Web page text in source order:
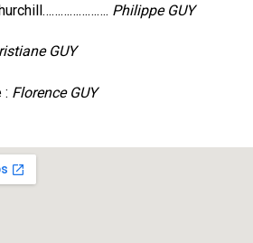
Philippe GUY
GUY
: Florence GUY